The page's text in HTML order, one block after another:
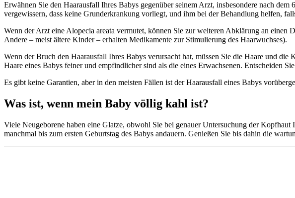
Erwähnen Sie den Haarausfall Ihres Babys gegenüber seinem Arzt, insbesondere nach
vergewissern, dass keine Grunderkrankung vorliegt, und ihm bei der Behandlung helfen,
Wenn der Arzt eine Alopecia areata vermutet, können Sie zur weiteren Abklärung an einen
Andere – meist ältere Kinder – erhalten Medikamente zur Stimulierung des Haarwuchses).
Wenn der Bruch den Haarausfall Ihres Babys verursacht hat, müssen Sie die Haare und
Haare eines Babys feiner und empfindlicher sind als die eines Erwachsenen. Entscheiden
Es gibt keine Garantien, aber in den meisten Fällen ist der Haarausfall eines Babys
Was ist, wenn mein Baby völlig kahl ist?
Viele Neugeborene haben eine Glatze, obwohl Sie bei genauer Untersuchung der
manchmal bis zum ersten Geburtstag des Babys andauern. Genießen Sie bis dahin die